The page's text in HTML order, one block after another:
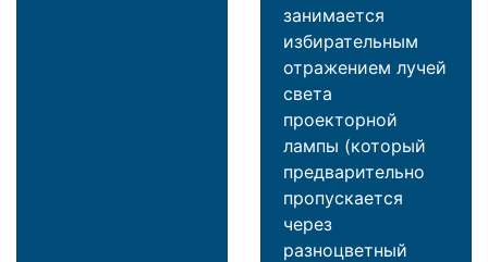
занимается
избирательным
отражением лучей
света
проекторной
лампы (который
предварительно
пропускается
через
разноцветный